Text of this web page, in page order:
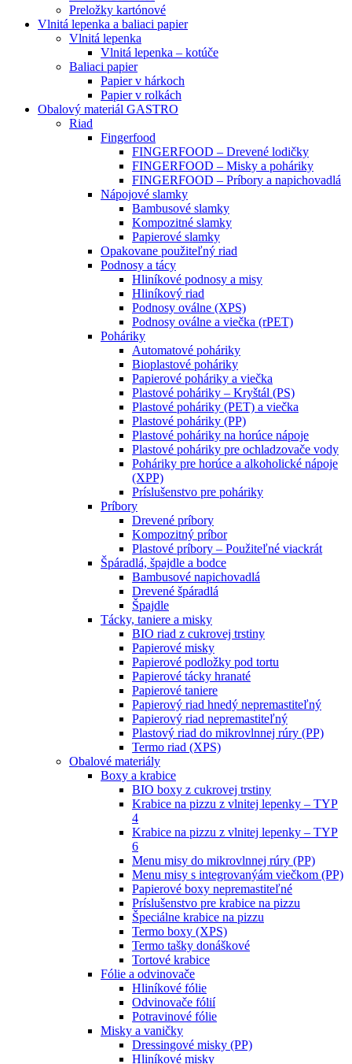
Preložky kartónové
Vlnitá lepenka a baliaci papier
Vlnitá lepenka
Vlnitá lepenka – kotúče
Baliaci papier
Papier v hárkoch
Papier v rolkách
Obalový materiál GASTRO
Riad
Fingerfood
FINGERFOOD – Drevené lodičky
FINGERFOOD – Misky a poháriky
FINGERFOOD – Príbory a napichovadlá
Nápojové slamky
Bambusové slamky
Kompozitné slamky
Papierové slamky
Opakovane použiteľný riad
Podnosy a tácy
Hliníkové podnosy a misy
Hliníkový riad
Podnosy oválne (XPS)
Podnosy oválne a viečka (rPET)
Poháriky
Automatové poháriky
Bioplastové poháriky
Papierové poháriky a viečka
Plastové poháriky – Kryštál (PS)
Plastové poháriky (PET) a viečka
Plastové poháriky (PP)
Plastové poháriky na horúce nápoje
Plastové poháriky pre ochladzovače vody
Poháriky pre horúce a alkoholické nápoje
(XPP)
Príslušenstvo pre poháriky
Príbory
Drevené príbory
Kompozitný príbor
Plastové príbory – Použiteľné viackrát
Špáradlá, špajdle a bodce
Bambusové napichovadlá
Drevené špáradlá
Špajdle
Tácky, taniere a misky
BIO riad z cukrovej trstiny
Papierové misky
Papierové podložky pod tortu
Papierové tácky hranaté
Papierové taniere
Papierový riad hnedý nepremastiteľný
Papierový riad nepremastiteľný
Plastový riad do mikrovlnnej rúry (PP)
Termo riad (XPS)
Obalové materiály
Boxy a krabice
BIO boxy z cukrovej trstiny
Krabice na pizzu z vlnitej lepenky – TYP
4
Krabice na pizzu z vlnitej lepenky – TYP
6
Menu misy do mikrovlnnej rúry (PP)
Menu misy s integrovanýám viečkom (PP)
Papierové boxy nepremastiteľné
Príslušenstvo pre krabice na pizzu
Špeciálne krabice na pizzu
Termo boxy (XPS)
Termo tašky donáškové
Tortové krabice
Fólie a odvinovače
Hliníkové fólie
Odvinovače fólií
Potravinové fólie
Misky a vaničky
Dressingové misky (PP)
Hliníkové misky